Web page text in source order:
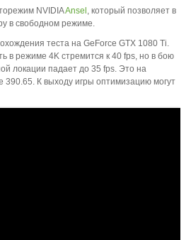
NVIDIAAnsel , который позволяет в
в свободном режиме.
теста на GeForce GTX 1080 Ti.
в режиме 4K стремится к 40 fps, но в бою
локации падает до 35 fps. Это на
390.65. К выходу игры оптимизацию могут